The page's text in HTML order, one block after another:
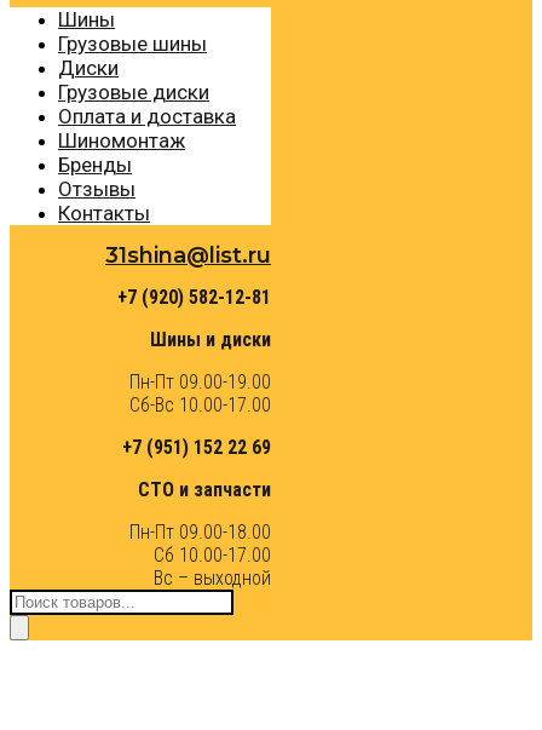
Шины
Грузовые шины
Диски
Грузовые диски
Оплата и доставка
Шиномонтаж
Бренды
Отзывы
Контакты
31shina@list.ru
+7 (920) 582-12-81
Шины и диски
Пн-Пт 09.00-19.00
Сб-Вс 10.00-17.00
+7 (951) 152 22 69
СТО и запчасти
Пн-Пт 09.00-18.00
Сб 10.00-17.00
Вс – выходной
Поиск
товаров